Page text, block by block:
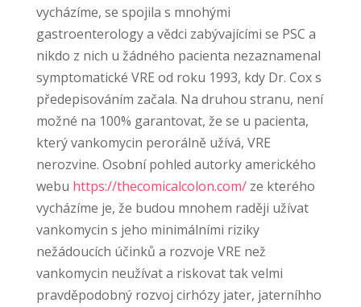
vycházíme, se spojila s mnohými
gastroenterology a vědci zabývajícími se PSC a
nikdo z nich u žádného pacienta nezaznamenal
symptomatické VRE od roku 1993, kdy Dr. Cox s
předepisováním začala. Na druhou stranu, není
možné na 100% garantovat, že se u pacienta,
který vankomycin perorálně užívá, VRE
nerozvine. Osobní pohled autorky amerického
webu https://thecomicalcolon.com/ze kterého
vycházíme je, že budou mnohem raději užívat
vankomycin s jeho minimálními riziky
nežádoucích účinků a rozvoje VRE než
vankomycin neužívat a riskovat tak velmi
pravděpodobný rozvoj cirhózy jater, jaterníhho